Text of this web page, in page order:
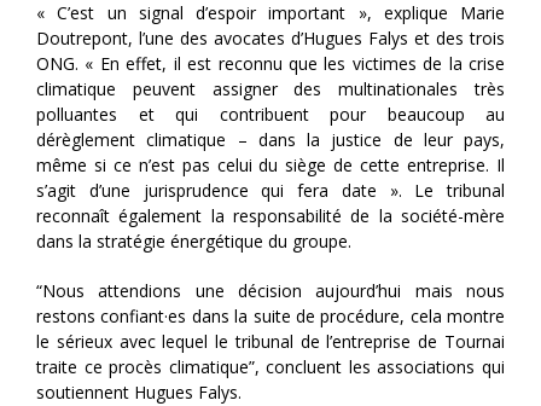
« C’est un signal d’espoir important », explique Marie
Doutrepont, l’une des avocates d’Hugues Falys et des trois
ONG. « En effet, il est reconnu que les victimes de la crise
climatique peuvent assigner des multinationales très
polluantes et qui contribuent pour beaucoup au
dérèglement climatique – dans la justice de leur pays,
même si ce n’est pas celui du siège de cette entreprise. Il
s’agit d’une jurisprudence qui fera date ». Le tribunal
reconnaît également la responsabilité de la société-mère
dans la stratégie énergétique du groupe.
“Nous attendions une décision aujourd’hui mais nous
restons confiant·es dans la suite de procédure, cela montre
le sérieux avec lequel le tribunal de l’entreprise de Tournai
traite ce procès climatique”, concluent les associations qui
soutiennent Hugues Falys.